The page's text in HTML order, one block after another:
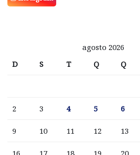
agosto 2026
D
S T Q Q
2 3 4 5 6
9 10 11 12 13